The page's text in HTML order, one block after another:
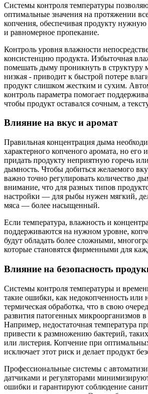
Системы контроля температуры
оптимальные значения на протяжении
копчения, обеспечивая продукту нужную
и равномерное пропекание.
Контроль уровня влажности
консистенцию продукта. Избыточная
помешать дыму проникнуть в структуру
низкая - приводит к быстрой потере
продукт слишком жестким и сухим.
контроль параметра помогает
чтобы продукт оставался сочным, а
Влияние на вкус и аромат
Правильная концентрация дыма
характерного копченого аромата, но его
придать продукту неприятную горечь
дымность. Чтобы добиться желаемого
важно точно регулировать количество
внимание, что для разных типов
настройки — для рыбы нужен мягкий,
мяса — более насыщенный.
Если температура, влажность и
поддерживаются на нужном уровне,
будут обладать более сложными,
которые становятся фирменными для
Влияние на безопасность
Системы контроля температуры и
такие ошибки, как недокопченность или
термическая обработка, что в свою
развития патогенных микроорганизмов в
Например, недостаточная температура
привести к размножению бактерий,
или листерия. Копчение при
исключает этот риск и делает продукт
Профессиональные системы с
датчиками и регуляторами
ошибки и гарантируют соблюдение